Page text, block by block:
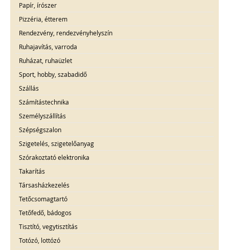
Papír, írószer
Pizzéria, étterem
Rendezvény, rendezvényhelyszín
Ruhajavítás, varroda
Ruházat, ruhaüzlet
Sport, hobby, szabadidő
Szállás
Számítástechnika
Személyszállítás
Szépségszalon
Szigetelés, szigetelőanyag
Szórakoztató elektronika
Takarítás
Társasházkezelés
Tetőcsomagtartó
Tetőfedő, bádogos
Tisztító, vegytisztítás
Totózó, lottózó